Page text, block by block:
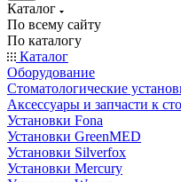
Каталог
По всему сайту
По каталогу
Каталог
Оборудование
Стоматологические
Аксессуары и запчасти к
Установки Fona
Установки GreenMED
Установки Silverfox
Установки Mercury